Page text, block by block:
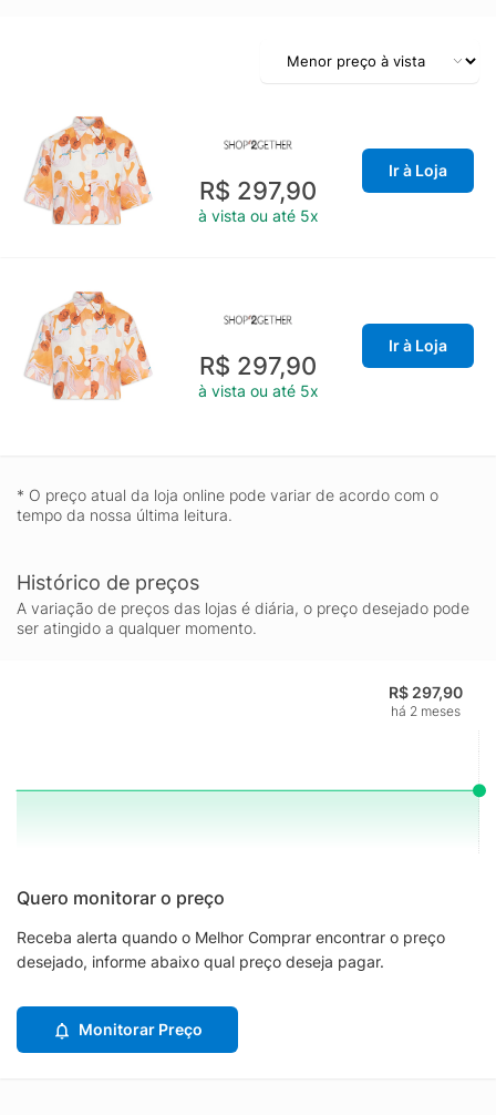
R$ 297,90
à vista ou até 5x
Ir à Loja
R$ 297,90
à vista ou até 5x
Ir à Loja
* O preço atual da loja online pode variar de acordo com o
tempo da nossa última leitura.
Histórico de preços
A variação de preços das lojas é diária, o preço desejado pode
ser atingido a qualquer momento.
R$ 297,90
há 2 meses
Quero monitorar o preço
Receba alerta quando o Melhor Comprar encontrar o preço
desejado, informe abaixo qual preço deseja pagar.
Monitorar Preço